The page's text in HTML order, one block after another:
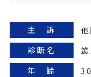
主 訴
診断名
年 齢